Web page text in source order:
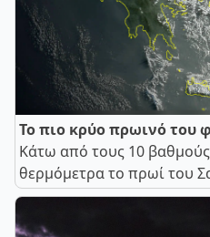
Το πιο κρύο πρωινό του
Κάτω από τους 10 βαθμούς
θερμόμετρα το πρωί του